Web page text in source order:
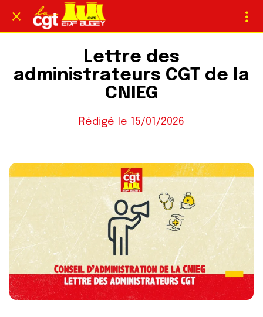
Lettre des
administrateurs CGT de la
CNIEG
Rédigé le 15/01/2026